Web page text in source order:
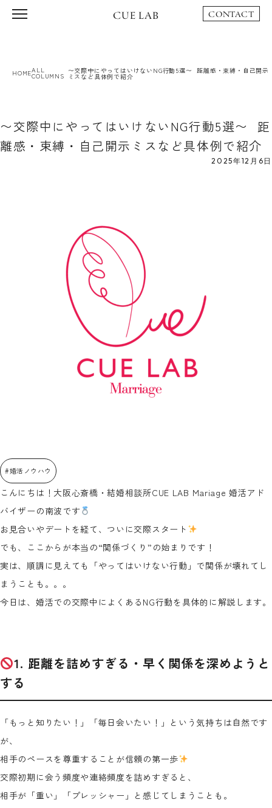
CUE LAB CONTACT
HOMEALL
COLUMNS
〜交際中にやってはいけないNG行動5選〜 距離感・束縛・自己開示
ミスなど具体例で紹介
〜交際中にやってはいけないNG行動5選〜 距
離感・束縛・自己開示ミスなど具体例で紹介
2025年12月6日
#婚活ノウハウ
こんにちは！大阪心斎橋・結婚相談所CUE LAB Mariage 婚活アド
バイザーの南波です
お見合いやデートを経て、ついに交際スタート
でも、ここからが本当の“関係づくり”の始まりです！
実は、順調に見えても「やってはいけない行動」で関係が壊れてし
まうことも。。。
今日は、婚活での交際中によくあるNG行動を具体的に解説します。
1. 距離を詰めすぎる・早く関係を深めようと
する
「もっと知りたい！」「毎日会いたい！」という気持ちは自然です
が、
相手のペースを尊重することが信頼の第一歩
交際初期に会う頻度や連絡頻度を詰めすぎると、
相手が「重い」「プレッシャー」と感じてしまうことも。